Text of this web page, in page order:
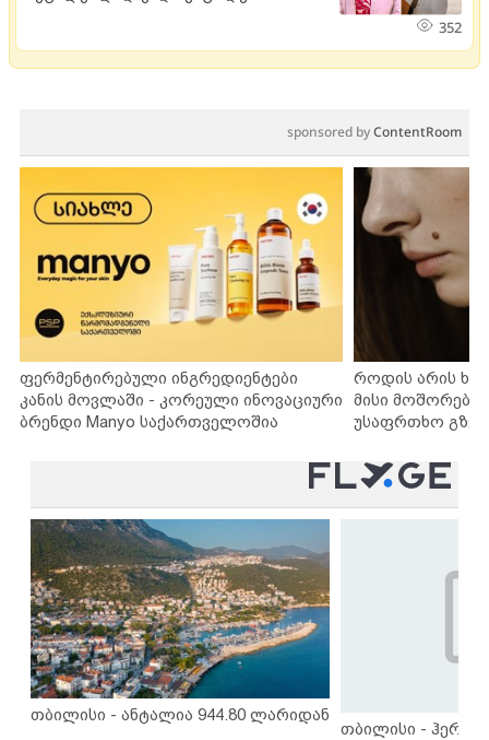
352
sponsored byContentRoom
ფერმენტირებული ინგრედიენტები
კანის მოვლაში - კორეული ინოვაციური
ბრენდი Manyo საქართველოშია
როდის არის
მისი
უსაფრთხო
თბილისი - ანტალია 944.80 ლარიდან
თბილისი -